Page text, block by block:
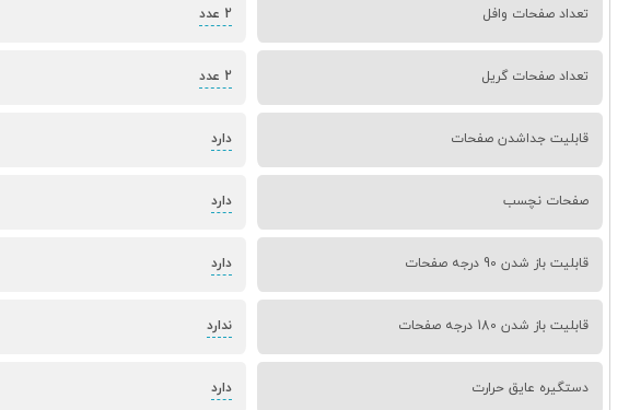
تعداد صفحات وافل 2 عدد
تعداد صفحات گریل 2 عدد
قابلیت جداشدن صفحات دارد
صفحات نچسب دارد
قابلیت باز شدن 90 درجه صفحات دارد
قابلیت باز شدن 180 درجه صفحات ندارد
دستگیره عایق حرارت دارد